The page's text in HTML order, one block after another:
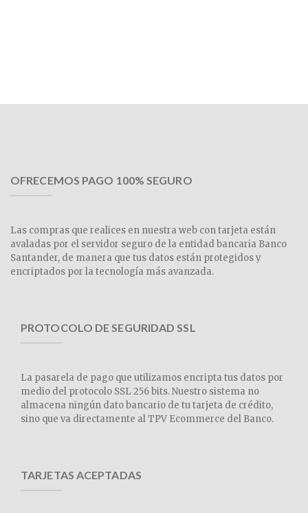
OFRECEMOS PAGO 100% SEGURO
Las compras que realices en nuestra web con tarjeta están
avaladas por el servidor seguro de la entidad bancaria Banco
Santander, de manera que tus datos están protegidos y
encriptados por la tecnología más avanzada.
PROTOCOLO DE SEGURIDAD SSL
La pasarela de pago que utilizamos encripta tus datos por
medio del protocolo SSL 256 bits. Nuestro sistema no
almacena ningún dato bancario de tu tarjeta de crédito,
sino que va directamente al TPV Ecommerce del Banco.
TARJETAS ACEPTADAS